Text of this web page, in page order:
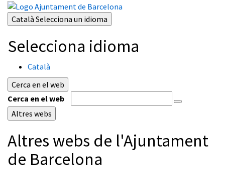
Català Selecciona un idioma
Selecciona idioma
Català
Cerca en el web
Cerca en el web
Altres webs
Altres webs de l'Ajuntament
de Barcelona